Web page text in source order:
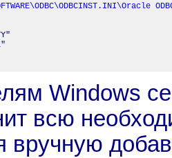
Windows
всю
вручную